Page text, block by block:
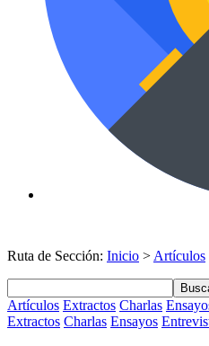
Ruta de Sección: Inicio > Artículos
Artículos Extractos Charlas
Extractos Charlas Ensayos